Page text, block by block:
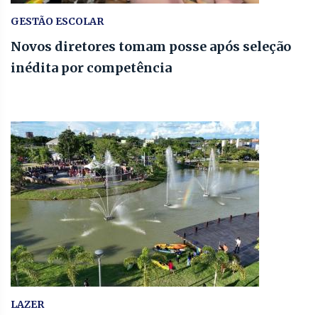
GESTÃO ESCOLAR
Novos diretores tomam posse após seleção
inédita por competência
LAZER